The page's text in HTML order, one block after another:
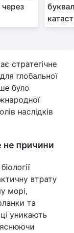
стратегічне
глобальної
було
наслідків
не причини
втрату
морі,
та
уникають